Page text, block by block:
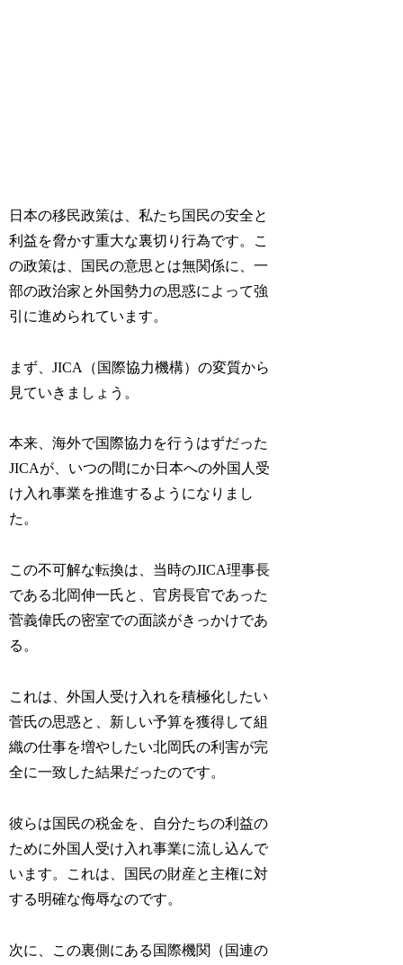
日本の移民政策は、私たち国民の安全と
利益を脅かす重大な裏切り行為です。こ
の政策は、国民の意思とは無関係に、一
部の政治家と外国勢力の思惑によって強
引に進められています。
まず、JICA（国際協力機構）の変質から
見ていきましょう。
本来、海外で国際協力を行うはずだった
JICAが、いつの間にか日本への外国人受
け入れ事業を推進するようになりまし
た。
この不可解な転換は、当時のJICA理事長
である北岡伸一氏と、官房長官であった
菅義偉氏の密室での面談がきっかけであ
る。
これは、外国人受け入れを積極化したい
菅氏の思惑と、新しい予算を獲得して組
織の仕事を増やしたい北岡氏の利害が完
全に一致した結果だったのです。
彼らは国民の税金を、自分たちの利益の
ために外国人受け入れ事業に流し込んで
います。これは、国民の財産と主権に対
する明確な侮辱なのです。
次に、この裏側にある国際機関（国連の